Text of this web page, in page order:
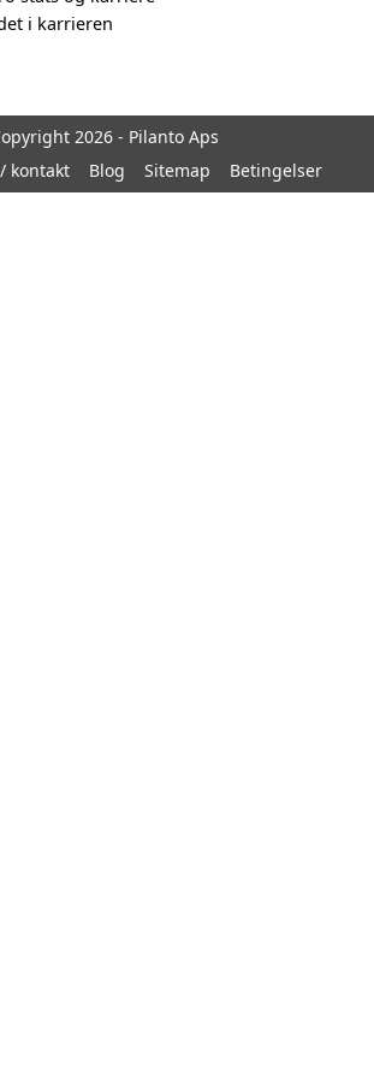
i karrieren
2026 - Pilanto Aps
kontakt Blog Sitemap Betingelser